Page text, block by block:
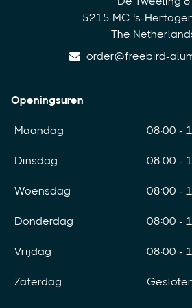
5215 MC ‘s-
The
order@freebird-
Openingsuren
Maandag 08:00 -
Dinsdag 08:00 -
Woensdag 08:00 -
Donderdag 08:00 -
Vrijdag 08:00 -
Zaterdag